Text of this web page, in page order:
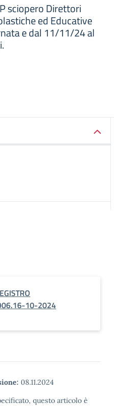
sciopero Direttori
ed Educative
e dal 11/11/24 al
10-2024
08.11.2024
questo articolo è